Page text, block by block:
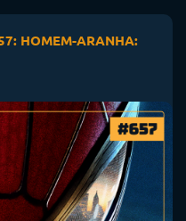
HOMEM-ARANHA: